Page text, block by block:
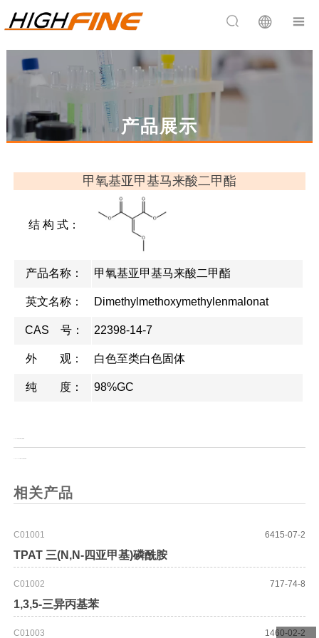
 
产品展示
甲氧基亚甲基马来酸二甲酯
结 构 式：
产品名称： 甲氧基亚甲基马来酸二甲酯
英文名称： Dimethylmethoxymethylenmalonat
CAS 号： 22398-14-7
外 观： 白色至类白色固体
纯 度： 98%GC
相关产品
C01001
TPAT 三(N,N-四亚甲基)磷酰胺
6415-07-2
C01002
1,3,5-三异丙基苯
717-74-8
C01003 1460-02-2